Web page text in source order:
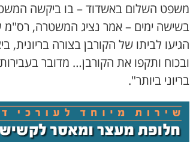
משפט השלום באשדוד – בו ביקשה
בשישה ימים – אמר נציג המשטרה, רס"מ
הגיעו לביתו של הקורבן בצורה בריונית,
ובכוח ותקפו את הקורבן… מדובר
בריוני ביותר".